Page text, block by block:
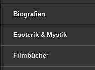
Biografien
Esoterik & Mystik
Filmbücher